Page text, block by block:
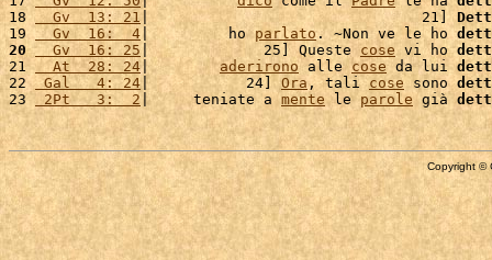
18
  Gv  13: 21
|                               21]
19
  Gv  16:  4
|         ho parlato. ~Non ve le ho
20
  Gv  16: 25
|             25] Queste cose vi ho
21
  At  28: 24
| aderirono alle cose da lui
22 Gal   4: 24 |           24] Ora, tali cose sono
23
2Pt   3:  2 |     teniate a mente le parole già
Copyright ©